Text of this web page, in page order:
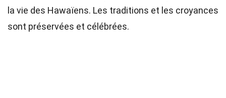
la vie des Hawaïens. Les traditions et les croyances
sont préservées et célébrées.